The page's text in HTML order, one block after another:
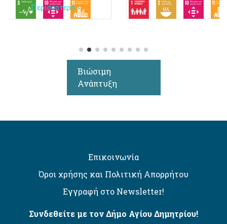
Περισσότερα >
Βιώσιμη
Ανάπτυξη
Επικοινωνία
Όροι χρήσης και Πολιτική Απορρήτου
Εγγραφή στο Newsletter!
Συνδεθείτε με τον Δήμο Αγίου Δημητρίου!